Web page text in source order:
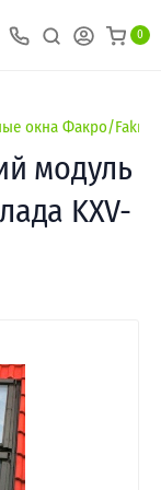
0
окна Факро/Fakro
модуль
KXV-